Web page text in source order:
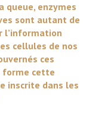
queue, enzymes
sont autant de
l’information
cellules de nos
ces
forme cette
inscrite dans les